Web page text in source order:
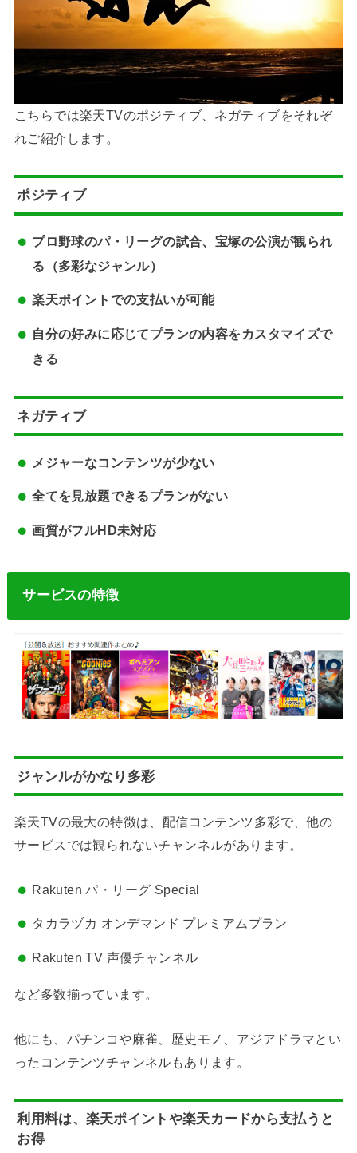
こちらでは楽天TVのポジティブ、ネガティブをそれぞ
れご紹介します。
ポジティブ
プロ野球のパ・リーグの試合、宝塚の公演が観られ
る（多彩なジャンル）
楽天ポイントでの支払いが可能
自分の好みに応じてプランの内容をカスタマイズで
きる
ネガティブ
メジャーなコンテンツが少ない
全てを見放題できるプランがない
画質がフルHD未対応
サービスの特徴
ジャンルがかなり多彩
楽天TVの最大の特徴は、配信コンテンツ多彩で、他の
サービスでは観られないチャンネルがあります。
Rakuten パ・リーグ Special
タカラヅカ オンデマンド プレミアムプラン
Rakuten TV 声優チャンネル
など多数揃っています。
他にも、パチンコや麻雀、歴史モノ、アジアドラマとい
ったコンテンツチャンネルもあります。
利用料は、楽天ポイントや楽天カードから支払うと
お得